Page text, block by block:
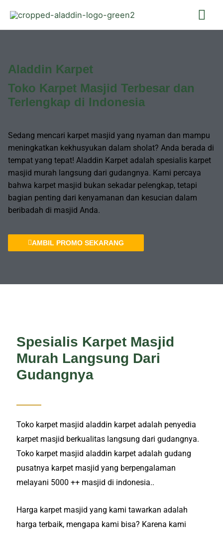
Aladdin Karpet
Toko Karpet Masjid Terbesar dan
Terlengkap di Indonesia
Sedang mencari karpet masjid yang nyaman dan mampu
meningkatkan kekhusyukan dalam sholat? Anda berada di
tempat yang tepat! Aladdin Karpet adalah spesialis karpet
masjid murah langsung dari gudangnya. Kami percaya
bahwa karpet masjid bukan sekadar pelengkap, tetapi
bagian penting dari kenyamanan dan kesucian dalam
beribadah di masjid Anda.
AMBIL PROMO SEKARANG
Spesialis Karpet Masjid
Murah Langsung Dari
Gudangnya
Toko karpet masjid aladdin karpet adalah penyedia
karpet masjid berkualitas langsung dari gudangnya.
Toko karpet masjid aladdin karpet adalah gudang
pusatnya karpet masjid yang berpengalaman
melayani 5000 ++ masjid di indonesia..
Harga karpet masjid yang kami tawarkan adalah
harga terbaik, mengapa kami bisa? Karena kami